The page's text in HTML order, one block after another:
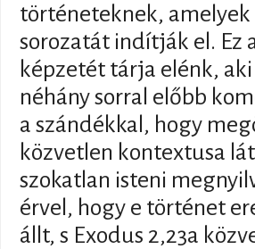
történeteknek, amelyek
sorozatát indítják el. Ez
képzetét tárja elénk,
néhány sorral előbb
a szándékkal, hogy
közvetlen kontextusa
szokatlan isteni
érvel, hogy e történet
állt, s Exodus 2,23a